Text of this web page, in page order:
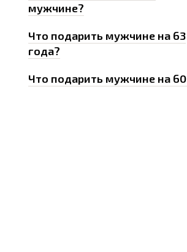
мужчине?
Что подарить мужчине на 63
года?
Что подарить мужчине на